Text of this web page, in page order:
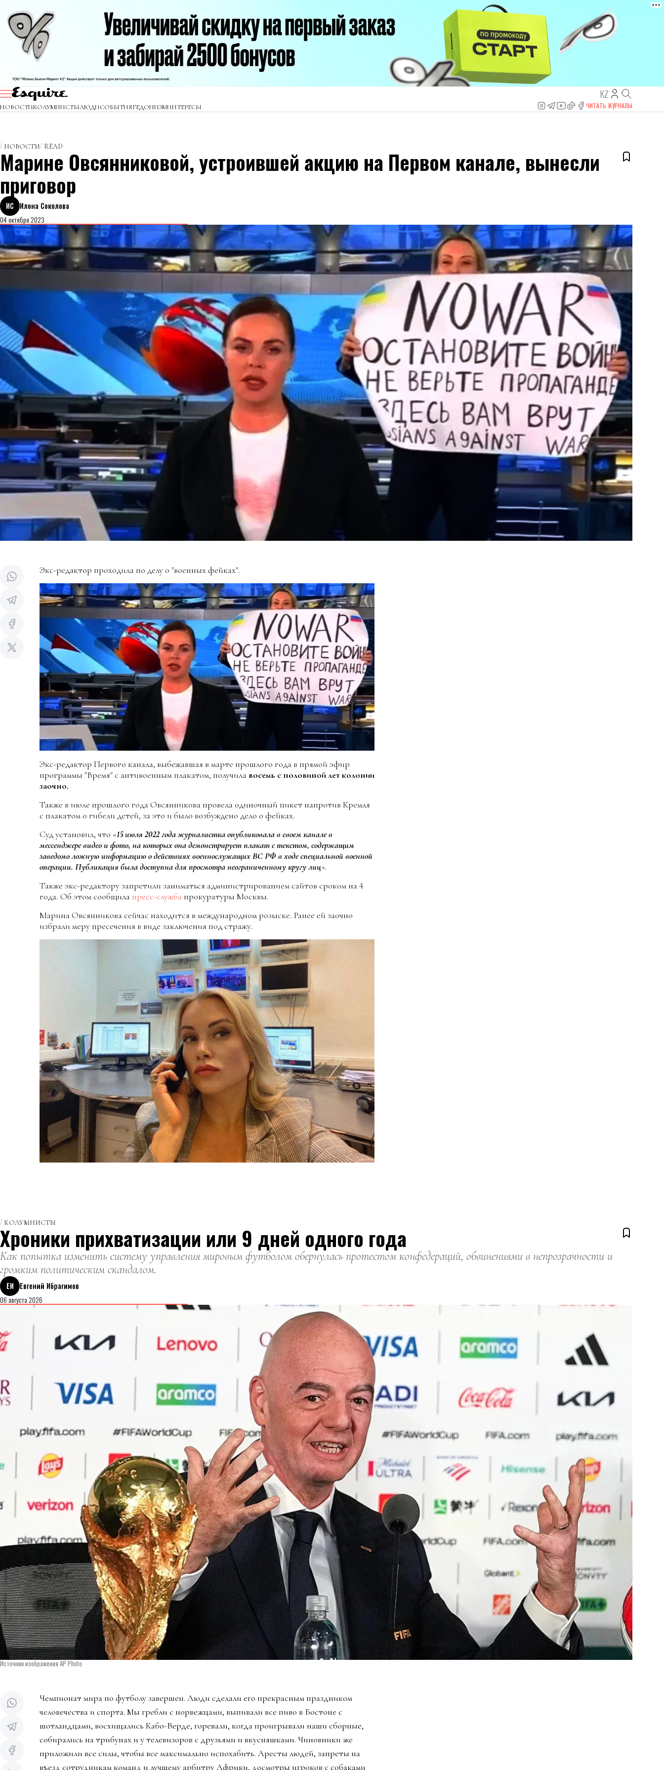
KZ
НОВОСТИКОЛУМНИСТЫЛЮДИСОБЫТИЯГЕДОНИЗМИНТЕРЕСЫ ЧИТАТЬ ЖУРНАЛЫ
НОВОСТИ READ
Марине Овсянниковой, устроившей акцию на Первом канале, вынесли
приговор
ИС
Илона Соколова
04 октября 2023
Экс-редактор проходила по делу о "военных фейках".
Экс-редактор Первого канала, выбежавшая в марте прошлого года в прямой эфир
программы "Время" с антивоенным плакатом, получила восемь с половиной лет колонии
заочно.
Также в июле прошлого года Овсянникова провела одиночный пикет напротив Кремля
с плакатом о гибели детей, за это и было возбуждено дело о фейках.
Суд установил, что «15 июля 2022 года журналистка опубликовала в своем канале в
мессенджере видео и фото, на которых она демонстрирует плакат с текстом, содержащим
заведомо ложную информацию о действиях военнослужащих ВС РФ в ходе специальной военной
операции. Публикация была доступна для просмотра неограниченному кругу лиц».
Также экс-редактору запретили заниматься администрированием сайтов сроком на 4
года. Об этом сообщила пресс-служба прокуратуры Москвы.
Марина Овсянникова сейчас находится в международном розыске. Ранее ей заочно
избрали меру пресечения в виде заключения под стражу.
КОЛУМНИСТЫ
Хроники прихватизации или 9 дней одного года
Как попытка изменить систему управления мировым футболом обернулась протестом конфедераций, обвинениями в непрозрачности и
громким политическим скандалом.
ЕИ
Евгений Ибрагимов
06 августа 2026
Источник изображения AP Photo
Чемпионат мира по футболу завершен. Люди сделали его прекрасным праздником
человечества и спорта. Мы гребли с норвежцами, выпивали все пиво в Бостоне с
шотландцами, восхищались Кабо-Верде, горевали, когда проигрывали наши сборные,
собирались на трибунах и у телевизоров с друзьями и вкусняшками. Чиновники же
приложили все силы, чтобы все максимально испохабить. Аресты людей, запреты на
въезд сотрудникам команд и лучшему арбитру Африки, досмотры игроков с собаками